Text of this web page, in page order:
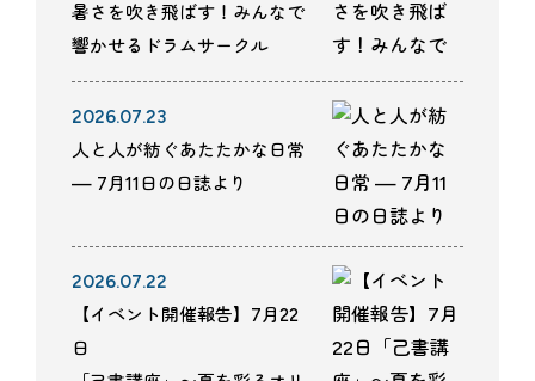
暑さを吹き飛ばす！みんなで
響かせるドラムサークル
2026.07.23
人と人が紡ぐあたたかな日常
— 7月11日の日誌より
2026.07.22
【イベント開催報告】7月22
日